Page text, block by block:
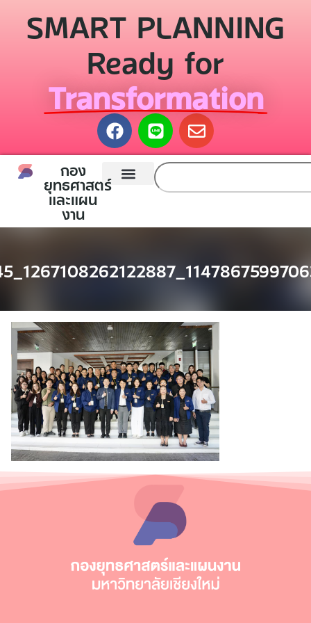
SMART PLANNING
Ready for
Transformation
กอง
ยุทธศาสตร์
และแผน
งาน